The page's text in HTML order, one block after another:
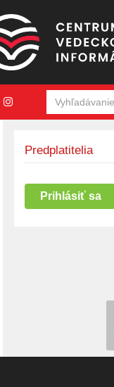
Predplatitelia
Prihlásiť sa